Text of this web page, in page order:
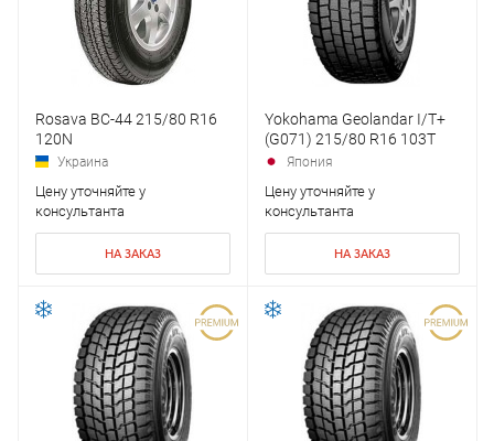
Rosava BC-44 215/80 R16
120N
Украина
Цену уточняйте у
консультанта
НА ЗАКАЗ
Yokohama Geolandar I/T+
(G071) 215/80 R16 103T
Япония
Цену уточняйте у
консультанта
НА ЗАКАЗ